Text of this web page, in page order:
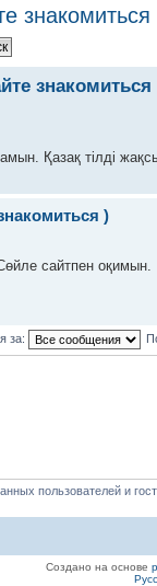
знакомиться
знакомиться
Қазақ тілді
)
сайтпен
за:
пользователей и
Создано на основе